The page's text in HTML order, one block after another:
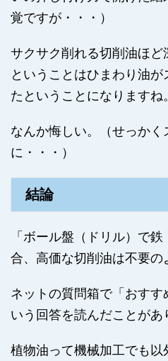
覚ですが・・・）
サクサク削れる切削油ほど
ということはひまわり油
たということになりますね。
なんか悔しい。（せっか
に・・・）
結論
「ボール盤（ドリル）で
合、高価な切削油は不要の
ネットの質問箱で「おすす
いう回答を読んだことがあ
植物油って機械加工でも